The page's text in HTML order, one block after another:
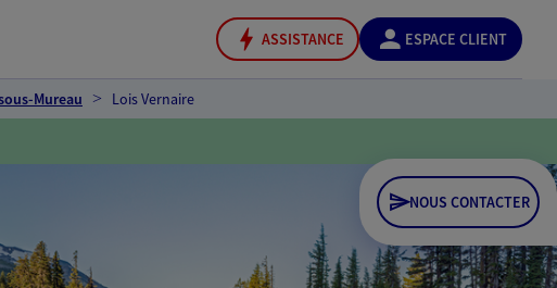
ASSISTANCE ESPACE CLIENT
Mureau Lois Vernaire
NOUS CONTACTER